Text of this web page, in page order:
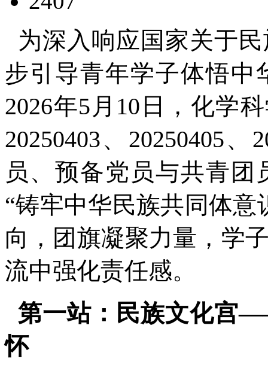
为深入响应国家关于
步引导青年学子体悟中
2026年5月10日，化学
20250403、20250405
员、预备党员与共青
“铸牢中华民族共同体
向，团旗凝聚力量，学
流中强化责任感。
第一站：民族文化宫
怀